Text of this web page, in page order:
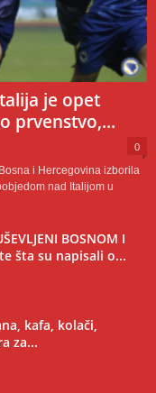
je opet
prvenstvo,...
0
i Hercegovina izborila
nad Italijom u
BOSNOM I
šta su napisali o...
kafa, kolači,
za...